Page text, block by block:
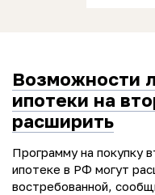
Возможности
ипотеки на
расширить
Программу на покупку
ипотеке в РФ могут
востребованной,